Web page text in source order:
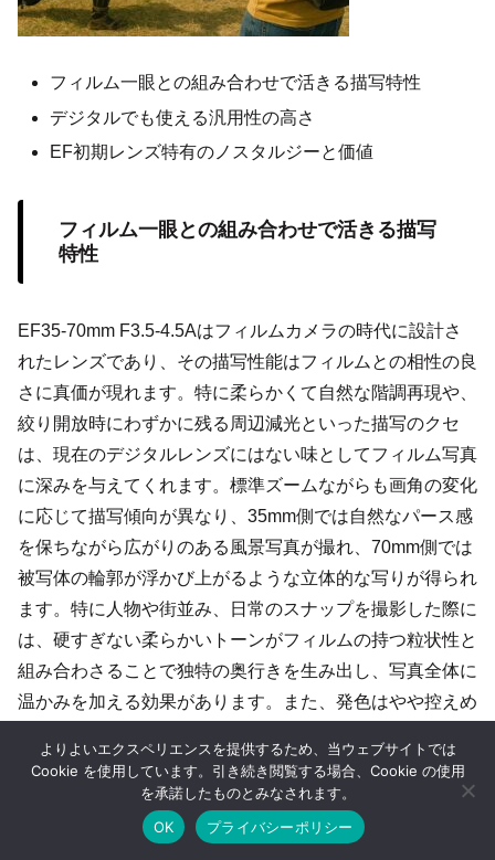
フィルム一眼との組み合わせで活きる描写特性
デジタルでも使える汎用性の高さ
EF初期レンズ特有のノスタルジーと価値
フィルム一眼との組み合わせで活きる描写
特性
EF35-70mm F3.5-4.5Aはフィルムカメラの時代に設計さ
れたレンズであり、その描写性能はフィルムとの相性の良
さに真価が現れます。特に柔らかくて自然な階調再現や、
絞り開放時にわずかに残る周辺減光といった描写のクセ
は、現在のデジタルレンズにはない味としてフィルム写真
に深みを与えてくれます。標準ズームながらも画角の変化
に応じて描写傾向が異なり、35mm側では自然なパース感
を保ちながら広がりのある風景写真が撮れ、70mm側では
被写体の輪郭が浮かび上がるような立体的な写りが得られ
ます。特に人物や街並み、日常のスナップを撮影した際に
は、硬すぎない柔らかいトーンがフィルムの持つ粒状性と
組み合わさることで独特の奥行きを生み出し、写真全体に
温かみを加える効果があります。また、発色はやや控えめ
いた色再現が特徴です。コントラストは中庸で、露出の寛
容度が広く、フィルムのダイナミックレンジを損なわない
設計となっており、ラチチュードの広いネガフィルムとの
シェア 目次へ トップ
よりよいエクスペリエンスを提供するため、当ウェブサイトでは
Cookie を使用しています。引き続き閲覧する場合、Cookie の使用
を承諾したものとみなされます。
OK
プライバシーポリシー